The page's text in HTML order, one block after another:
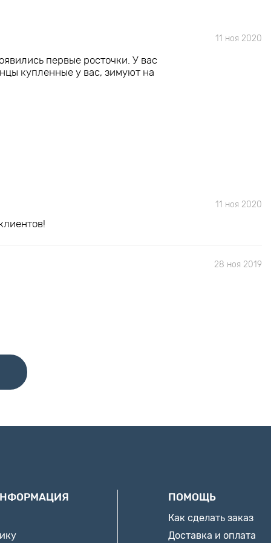
11 ноя 2020
первые росточки. У вас
купленные у вас, зимуют на
11 ноя 2020
28 ноя 2019
ПОМОЩЬ
Как сделать заказ
Доставка и оплата